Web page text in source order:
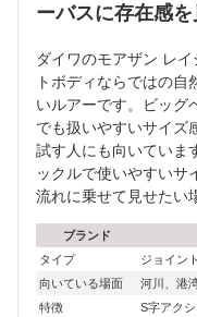
ーバスに存在感
ダイワのモアザン レ
トボディならではの
いルアーです。ビッグ
でも扱いやすいサイズ
試す人にも向いていま
ックルで使いやすいサ
流れに乗せて見せたい
ブランド
タイプ
ジョイン
向いている場面
河川、港
特徴
S字アク